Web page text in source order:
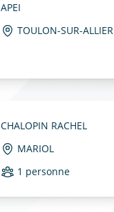
APEI
TOULON-SUR-ALLIER
CHALOPIN RACHEL
MARIOL
1 personne